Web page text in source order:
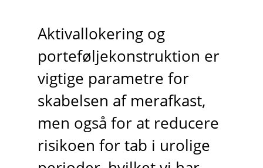
Aktivallokering og
porteføljekonstruktion er
vigtige parametre for
skabelsen af merafkast,
men også for at reducere
risikoen for tab i urolige